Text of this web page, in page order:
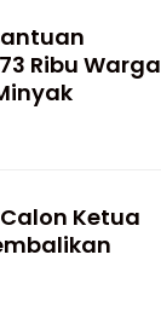
Ribu Warga
Ketua